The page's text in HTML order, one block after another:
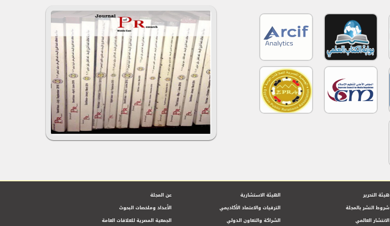
هيئة التحرير الهيئة الاستشارية
عن المجلة
شروط النشر بالمجلة
الترقيات والاعتماد الأكاديمي
الأعداد وملخصات البحوث
الانتشار العالمي
الشراكة والتعاون الدولي الجمعية المصرية للعلاقات العامة